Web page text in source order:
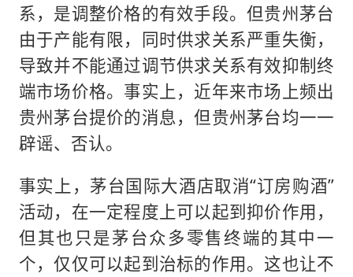
系，是调整价格的有效手段。但贵州茅台
由于产能有限，同时供求关系严重失衡，
导致并不能通过调节供求关系有效抑制终
端市场价格。事实上，近年来市场上频出
贵州茅台提价的消息，但贵州茅台均一一
辟谣、否认。
事实上，茅台国际大酒店取消“订房购酒”
活动，在一定程度上可以起到抑价作用，
但其也只是茅台众多零售终端的其中一
个，仅仅可以起到治标的作用。这也让不